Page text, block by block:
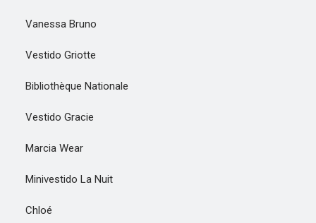
Vanessa Bruno
Vestido Griotte
Bibliothèque Nationale
Vestido Gracie
Marcia Wear
Minivestido La Nuit
Chloé